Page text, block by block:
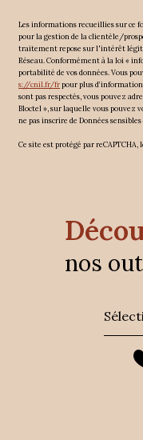
Les informations recueillies sur ce
pour la gestion de la clientèle/
traitement repose sur l'intérêt
Réseau. Conformément à la loi «
portabilité de vos données. Vous
s://cnil.fr/frpour plus
sont pas respectés, vous pouvez
Bloctel », sur laquelle vous pouvez
ne pas inscrire de Données
Ce site est protégé par reCAPTCHA,
nos